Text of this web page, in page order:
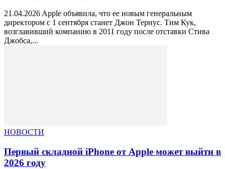
21.04.2026 Apple объявила, что ее новым генеральным
директором c 1 сентября станет Джон Тернус. Тим Кук,
возглавивший компанию в 2011 году после отставки Стива
Джобса,...
НОВОСТИ
Первый складной iPhone от Apple может выйти в
2026 году